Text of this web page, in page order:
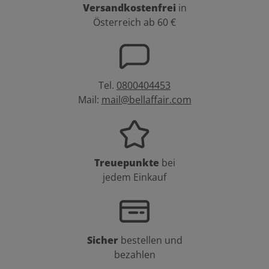
Versandkostenfrei in
Österreich ab 60 €
Tel. 0800404453
Mail: mail@bellaffair.com
Treuepunkte bei
jedem Einkauf
Sicher bestellen und
bezahlen